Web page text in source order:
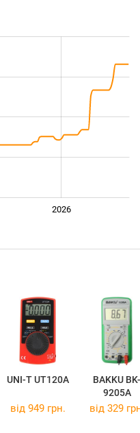
2026
UNI-T UT120A
BAKKU BK-
9205A
від 949 грн. від 329